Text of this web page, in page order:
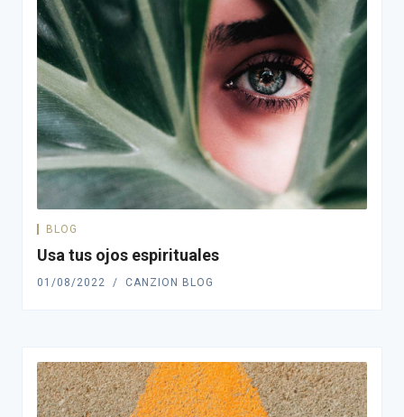
BLOG
Usa tus ojos espirituales
01/08/2022 CANZION BLOG